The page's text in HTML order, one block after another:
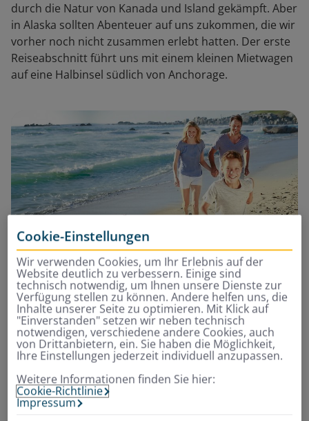
durch die Natur von Kanada und Island gekämpft. Aber
in Alaska sollten Abenteuer auf uns zukommen, die wir
vorher noch nicht zusammen erlebt hatten. Der erste
Reiseabschnitt führt uns mit einem kleinen Mietwagen
auf eine Halbinsel südlich von Anchorage.
Finden Sie jetzt schnell und einfach
Ihre passende
Reisekrankenversicherung
Zusatzschutz fürKurz- und Langzeitreisende–
beruflich wie privat
Starke Leistungen fürambulante und stationäre
Behandlungenim Ausland
ZuverlässigeBeratungs- und Assistance-
Leistungen
Cookie-Einstellungen
Wir verwenden Cookies, um Ihr Erlebnis auf der
Website deutlich zu verbessern. Einige sind
technisch notwendig, um Ihnen unsere Dienste zur
Verfügung stellen zu können. Andere helfen uns, die
Inhalte unserer Seite zu optimieren. Mit Klick auf
"Einverstanden" setzen wir neben technisch
notwendigen, verschiedene andere Cookies, auch
von Drittanbietern, ein. Sie haben die Möglichkeit,
Ihre Einstellungen jederzeit individuell anzupassen.
Weitere Informationen finden Sie hier:
Cookie-Richtlinie
Impressum